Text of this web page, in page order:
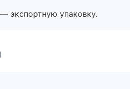
экспортную упаковку.